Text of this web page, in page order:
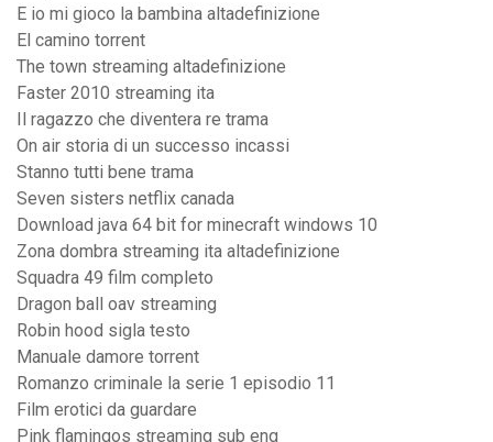
E io mi gioco la bambina altadefinizione
El camino torrent
The town streaming altadefinizione
Faster 2010 streaming ita
Il ragazzo che diventera re trama
On air storia di un successo incassi
Stanno tutti bene trama
Seven sisters netflix canada
Download java 64 bit for minecraft windows 10
Zona dombra streaming ita altadefinizione
Squadra 49 film completo
Dragon ball oav streaming
Robin hood sigla testo
Manuale damore torrent
Romanzo criminale la serie 1 episodio 11
Film erotici da guardare
Pink flamingos streaming sub eng